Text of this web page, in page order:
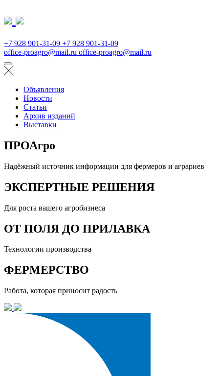
+7 928 901-31-09 +7 928 901-31-09
office-proagro@mail.ru office-proagro@mail.ru
Объявления
Новости
Статьи
Архив изданий
Выставки
ПРОАгро
Надёжный источник информации для фермеров и аграриев
ЭКСПЕРТНЫЕ РЕШЕНИЯ
Для роста вашего агробизнеса
ОТ ПОЛЯ ДО ПРИЛАВКА
Технологии производства
ФЕРМЕРСТВО
Работа, которая приносит радость